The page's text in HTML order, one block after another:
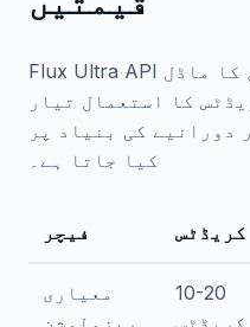
Flux Ultra API کریڈٹ پر مبنی قیمتوں کا ماڈل
کا استعمال تیار
دورانیے کی بنیاد پر
کیا جاتا ہے۔
فیچر کریڈٹس
معیاری
ریزولوشن
10-20
کریڈٹس